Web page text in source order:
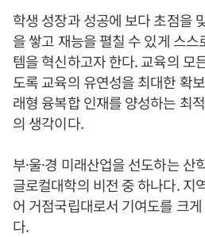
학생 성장과 성공에 보다 초점을
을 쌓고 재능을 펼칠 수 있게 스
템을 혁신하고자 한다. 교육의 모
도록 교육의 유연성을 최대한 확
래형 융복합 인재를 양성하는 최
의 생각이다.
부·울·경 미래산업을 선도하는 산
글로컬대학의 비전 중 하나다. 지
어 거점국립대로서 기여도를 크
다.